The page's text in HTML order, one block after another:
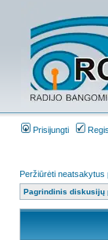
Prisijungti
Peržiūrėti neatsakytus
Pagrindinis diskusijų